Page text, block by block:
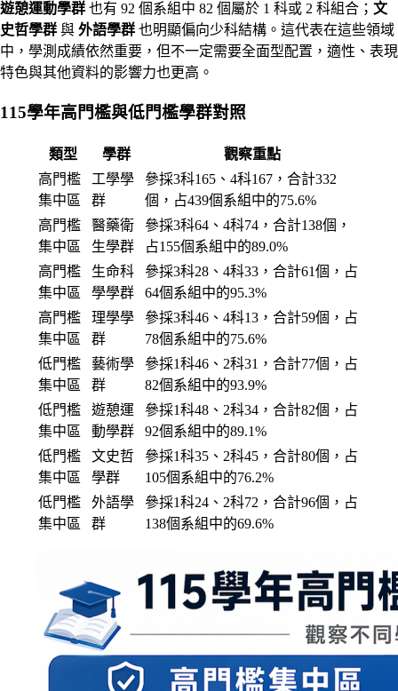
遊憩運動學群 也有 92 個系組中 82 個屬於 1 科或 2 科組合； 文
史哲學群 與 外語學群 也明顯偏向少科結構。這代表在這些領域
中，學測成績依然重要，但不一定需要全面型配置，適性、表現
特色與其他資料的影響力也更高。
115學年高門檻與低門檻學群對照
類型 學群
觀察重點
高門檻
集中區
工學學
群
參採3科165、4科167，合計332
個，占439個系組中的75.6%
高門檻
集中區
醫藥衛
生學群
參採3科64、4科74，合計138個，
占155個系組中的89.0%
高門檻
集中區
生命科
學學群
參採3科28、4科33，合計61個，占
64個系組中的95.3%
高門檻
集中區
理學學
群
參採3科46、4科13，合計59個，占
78個系組中的75.6%
低門檻
集中區
藝術學
群
參採1科46、2科31，合計77個，占
82個系組中的93.9%
低門檻
集中區
遊憩運
動學群
參採1科48、2科34，合計82個，占
92個系組中的89.1%
低門檻
集中區
文史哲
學群
參採1科35、2科45，合計80個，占
105個系組中的76.2%
低門檻
集中區
外語學
群
參採1科24、2科72，合計96個，占
138個系組中的69.6%